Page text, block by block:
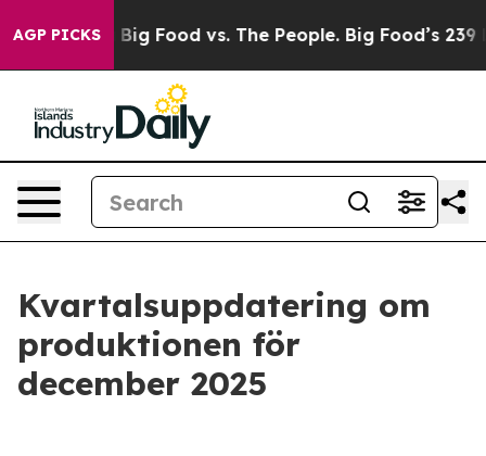
AGP PICKS
Big Food vs. The People. Big Food’s 239 Lawsuits
Kvartalsuppdatering om
produktionen för
december 2025